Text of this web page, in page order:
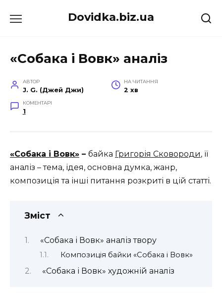
до
Dovidka.biz.ua
«Собака і Вовк» аналіз
АВТОР
J. G. (Джей Джи)
НА ЧИТАННЯ
2 хв
КОМЕНТАРІ
1
«Собака і Вовк» – байка Григорія Сковороди, її
аналіз – тема, ідея, основна думка, жанр,
композиція та інші питання розкриті в цій статті.
Зміст
«Собака і Вовк» аналіз твору
Композиція байки «Собака і Вовк»
«Собака і Вовк» художній аналіз